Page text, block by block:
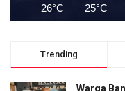
26°C 25°C
Trending
Warga